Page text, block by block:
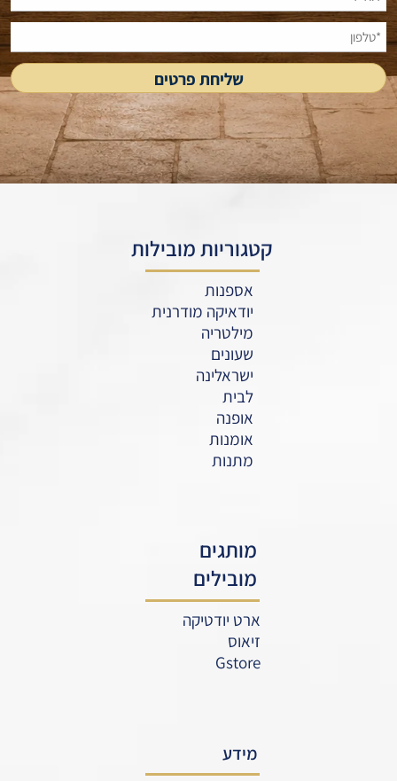
קטגוריות מובילות
אספנות
יודאיקה מודרנית
מילטריה
שעונים
ישראלינה
לבית
אופנה
אומנות
מתנות
מותגים
מובילים
ארט יודטיקה
זיאוס
Gstore
מידע